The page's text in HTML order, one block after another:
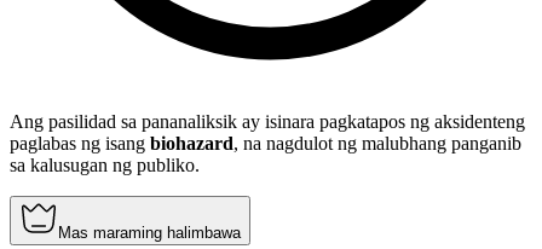
Ang pasilidad sa pananaliksik ay isinara pagkatapos ng aksidenteng
paglabas ng isang biohazard, na nagdulot ng malubhang panganib
sa kalusugan ng publiko.
Mas maraming halimbawa